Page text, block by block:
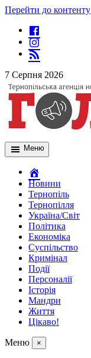
Перейти до контенту
7 Серпня 2026
Меню
Новини
Тернопіль
Тернопілля
Україна/Світ
Політика
Економіка
Суспільство
Кримінал
Події
Персоналії
Історія
Мандри
Життя
Цікаво!
Меню ×